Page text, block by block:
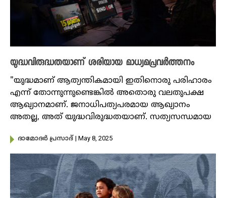
യുദ്ധവിരുദ്ധതയാണ് ശരിയായ മാധ്യമപ്രവർത്തനം
"യുദ്ധമാണ് ആത്യന്തികമായി ഇതിനൊരു പരിഹാരം
എന്ന് തോന്നുന്നുണ്ടെങ്കിൽ അതൊരു വലതുപക്ഷ
ആഖ്യാനമാണ്. ജനാധിപത്യപരമായ ആഖ്യാനം
അതല്ല, അത് യുദ്ധവിരുദ്ധതയാണ്. സത്യസന്ധമായ
ദാമോദർ പ്രസാദ് | May 8, 2025